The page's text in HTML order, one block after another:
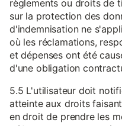
règlements ou droits de
sur la protection des
d'indemnisation ne
où les réclamations,
et dépenses ont été
d'une obligation
5.5 L'utilisateur doit
atteinte aux droits
en droit de prendre les